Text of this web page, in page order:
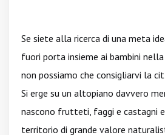
Se siete alla ricerca di una meta
fuori porta insieme ai bambini nella
non possiamo che consigliarvi la
Si erge su un altopiano davvero
nascono frutteti, faggi e castagni
territorio di grande valore